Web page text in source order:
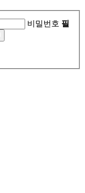
비밀번호 필